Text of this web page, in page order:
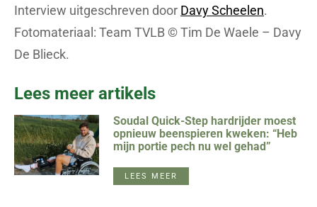
Interview uitgeschreven door Davy Scheelen.
Fotomateriaal: Team TVLB © Tim De Waele – Davy
De Blieck.
Lees meer artikels
Soudal Quick-Step hardrijder moest
opnieuw beenspieren kweken: “Heb
mijn portie pech nu wel gehad”
LEES MEER